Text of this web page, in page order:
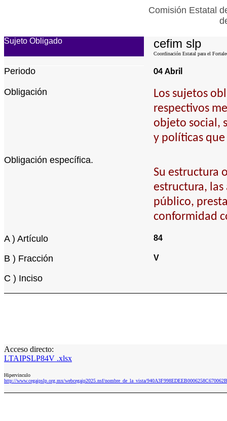
Comisión Estatal
Sujeto Obligado cefim slp
Coordinación Estatal para el
Periodo 04 Abril
Obligación
Los sujetos
respectivos
objeto social,
y políticas
Obligación específica.
Su estructura
estructura,
público,
conformidad
A ) Artículo 84
B ) Fracción V
C ) Inciso
Acceso directo:
LTAIPSLP84V .xlsx
Hipervinculo
http://www.cegaipslp.org.mx/webcegaip2025.nsf/nombre_de_la_vista/